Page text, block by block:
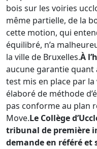
bois sur les voiries
même partielle, de la
cette motion, qui
équilibré, n’a
la ville de Bruxelles.À
aucune garantie quant
test mis en place par la
élaboré de méthode
pas conforme au plan
Move.Le Collège
tribunal de première
demande en référé et